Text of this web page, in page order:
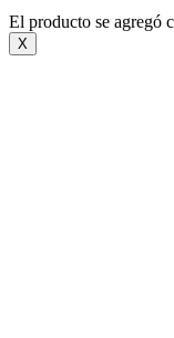
El producto se agregó
X